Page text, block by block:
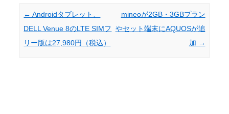
Post navigation
← Androidタブレット、
DELL Venue 8のLTE SIMフ
リー版は27,980円（税込）
mineoが2GB・3GBプラン
やセット端末にAQUOSが追
加 →